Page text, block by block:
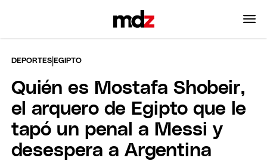
DEPORTES |EGIPTO
Quién es Mostafa Shobeir,
el arquero de Egipto que le
tapó un penal a Messi y
desespera a Argentina